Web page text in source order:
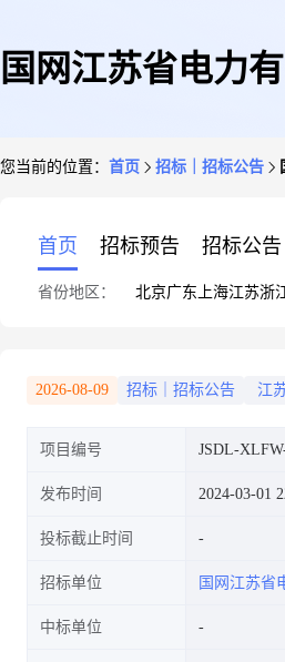
国网江苏省电力
购(
您当前的位置： 首页 招标｜招标公告
首页 招标预告 招标公告
省份地区： 北京广东 上海江苏浙
2026-08-09 招标｜招标公告 江
项目编号 JSDL-
发布时间 2024-03-01
投标截止时间
招标单位 国网江苏省
中标单位